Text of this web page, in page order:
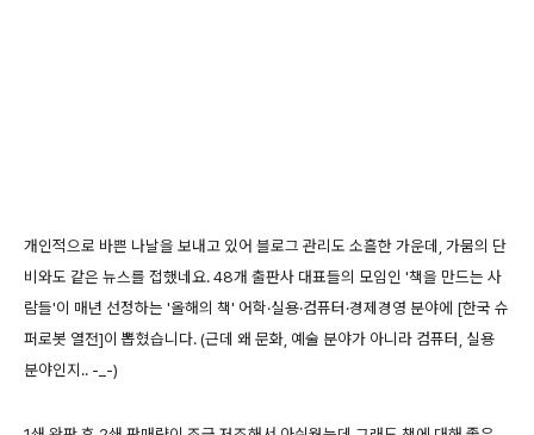
개인적으로 바쁜 나날을 보내고 있어 블로그 관리도 소흘한 가운데, 가뭄의 단
비와도 같은 뉴스를 접했네요. 48개 출판사 대표들의 모임인 '책을 만드는 사
람들'이 매년 선정하는 '올해의 책' 어학·실용·컴퓨터·경제경영 분야에 [한국 슈
퍼로봇 열전]이 뽑혔습니다. (근데 왜 문화, 예술 분야가 아니라 컴퓨터, 실용
분야인지.. -_-)